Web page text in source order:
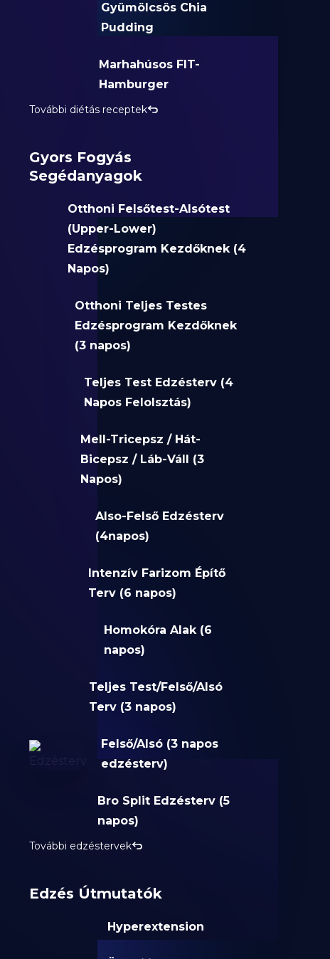
Gyümölcsös Chia
Pudding
Marhahúsos FIT-
Hamburger
További diétás receptek
Gyors Fogyás
Segédanyagok
Otthoni Felsőtest-Alsótest
(Upper-Lower)
Edzésprogram Kezdőknek (4
Napos)
Otthoni Teljes Testes
Edzésprogram Kezdőknek
(3 napos)
Teljes Test Edzésterv (4
Napos Felolsztás)
Mell-Tricepsz / Hát-
Bicepsz / Láb-Váll (3
Napos)
Also-Felső Edzésterv
(4napos)
Intenzív Farizom Építő
Terv (6 napos)
Homokóra Alak (6
napos)
Teljes Test/Felső/Alsó
Terv (3 napos)
Felső/Alsó (3 napos
edzésterv)
Bro Split Edzésterv (5
napos)
További edzéstervek
Edzés Útmutatók
Hyperextension